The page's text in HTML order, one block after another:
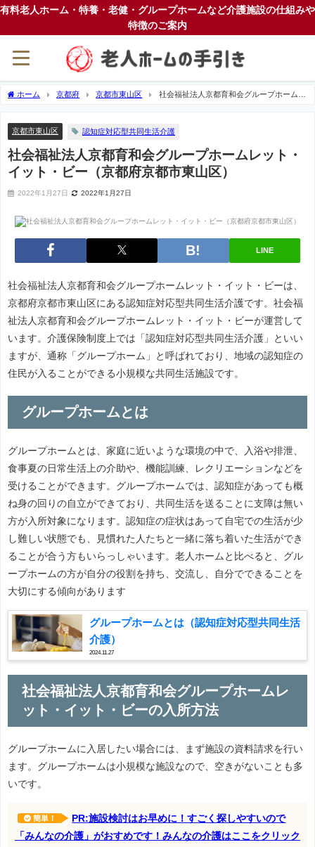
有料老人ホーム・特養・老健・グループホームなど介護施設の仕組みや
特徴のご案内
ホーム 京都府 京都市東山区
社会福祉法人京都育和会グループホームレ
京都市東山区 認知症対応型共同生活介護
社会福祉法人京都育和会グループホームレット・
イット・ビー（京都府京都市東山区）
2022年1月27日 2022年1月27日
LINE
社会福祉法人京都育和会グループホームレット・イット・ビーは、
京都府京都市東山区にある認知症対応型共同生活介護です。社会福
祉法人京都育和会グループホームレット・イット・ビーが運営して
います。介護保険制度上では「認知症対応型共同生活介護」といい
ますが、通称「グループホーム」と呼ばれており、地域の認知症の
住民が入ることができる小規模な共同生活施設です。
グループホームとは
グループホームとは、家庭に近いような環境の中で、入浴や排泄、
食事夏の日常生活上の介助や、機能訓練、レクリエーションなどを
受けることができます。グループホームでは、認知症があっても概
ね身の回りの自立ができており、共同生活を送ることに支障は無い
方が入所対象になります。認知症の症状はあって自宅での生活が少
し難しい状態でも、見慣れた人たちと一緒に落ち着いた生活ができ
ることが合う方もいらっしゃいます。老人ホームと比べると、グル
ープホームの方が自分の役割を持ち、交流し、自分でできることを
大切にする傾向があります
グループホームとは（認知症対応型共同生活
介護）
2024.11.27
社会福祉法人京都育和会グループホームレ
ット・イット・ビーの入所方法
グループホームに入居したい場合には、まず施設の資料請求を行い
ます。グループホームは小規模な施設なので、空きがないことも多
いです。
簡単！
PR:施設検討はお早めに！すごく探しやすいので
「みんなの介護」がおすめです！みんなの介護はここをクリック